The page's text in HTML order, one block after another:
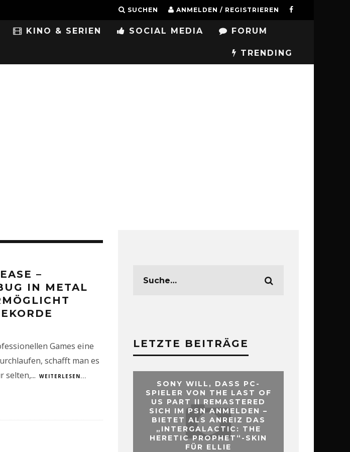
SUCHEN ANMELDEN / REGISTRIEREN
KINO & SERIEN SOCIAL MEDIA FORUM
TRENDING
–
IN METAL
Games eine
schafft man es
selten,... WEITERLESEN...
LETZTE BEITRÄGE
SONY WILL, DASS PC-
SPIELER VON THE LAST OF
US PART II REMASTERED
SICH IM PSN ANMELDEN –
BIETET ALS ANREIZ DAS
„INTERGALACTIC: THE
HERETIC PROPHET“-SKIN
FÜR ELLIE